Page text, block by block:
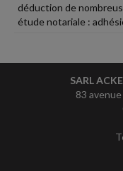
déduction de
étude notariale :
SARL
83